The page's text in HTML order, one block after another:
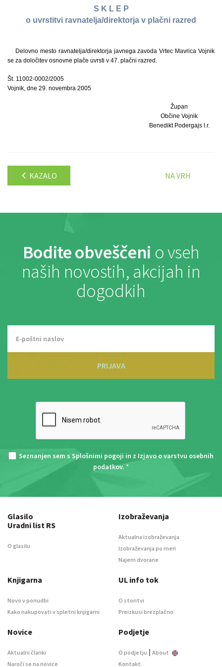
S K L E P
o uvrstitvi ravnatelja/direktorja v plačni razred
Delovno mesto ravnatelja/direktorja javnega zavoda Vrtec Mavrica Vojnik
se za določitev osnovne plače uvrsti v 47. plačni razred.
Št. 11002-0002/2005
Vojnik, dne 29. novembra 2005
Župan
Občine Vojnik
Benedikt Podergajs l.r.
KAZALO NA VRH
Bodite obveščeni o vseh
naših novostih, akcijah in
dogodkih
PRIJAVA
Seznanjen sem s Splošnimi pogoji in z Izjavo o varstvu osebnih
podatkov. *
Glasilo
Uradni list RS
O glasilu
Izobraževanja
Aktualna izobraževanja
Izobraževanja po meri
Najem dvorane
Knjigarna
Novo v ponudbi
Kako nakupovati v spletni knjigarni
UL info tok
O storitvi
Preizkusi brezplačno
Novice
Aktualni članki
Naroči se na novice
Podjetje
O podjetju | About
Kontakt